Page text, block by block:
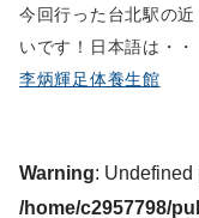
今回行った台北駅の
いです！日本語は・
李炳輝足体養生館
Warning: Undefined
/home/c2957798/